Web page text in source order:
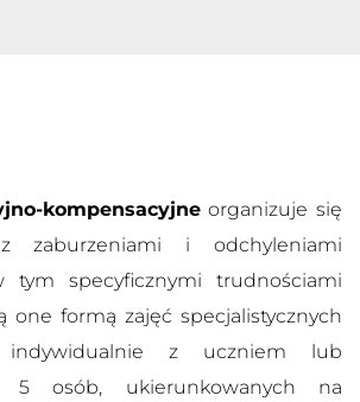
kompensacyjneorganizuje się
zaburzeniami i odchyleniami
tym specyficznymi trudnościami
one formą zajęć specjalistycznych
indywidualnie z uczniem lub
osób, ukierunkowanych na